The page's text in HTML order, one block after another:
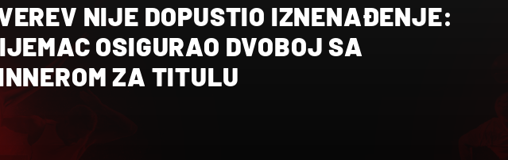
NIJE DOPUSTIO IZNENAĐENJE:
OSIGURAO DVOBOJ SA
ZA TITULU